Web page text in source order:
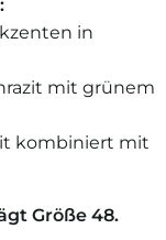
in
mit grünem
kombiniert mit
Größe 48.